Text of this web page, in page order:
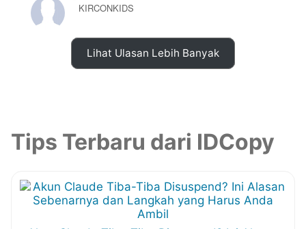
KIRCONKIDS
Lihat Ulasan Lebih Banyak
Tips Terbaru dari IDCopy